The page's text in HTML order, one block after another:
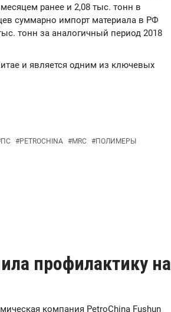
ранее и 2,08 тыс. тонн в
суммарно импорт материала в РФ
тонн за аналогичный период 2018
и является одним из ключевых
ПС #PETROCHINA #MRC #ПОЛИМЕРЫ
профилактику на
компания PetroChina Fushun